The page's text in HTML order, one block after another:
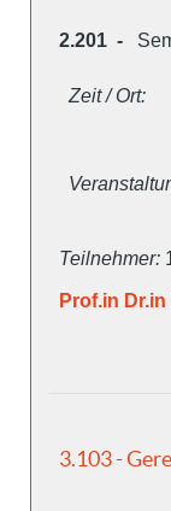
2.201 -
Zeit / Ort:
Teilnehmer:
Prof.in
3.103 -